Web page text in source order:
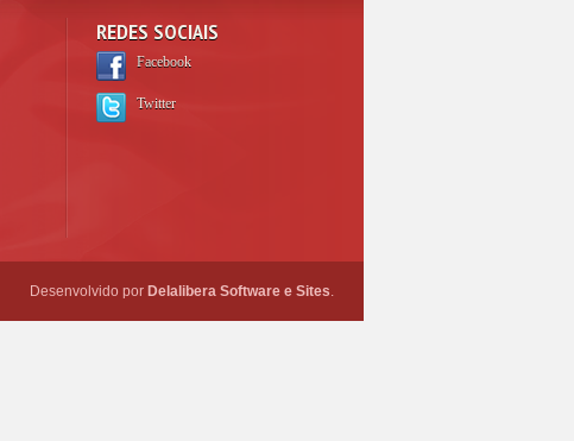
REDES SOCIAIS
Facebook
Twitter
Desenvolvido por Delalibera Software e Sites.